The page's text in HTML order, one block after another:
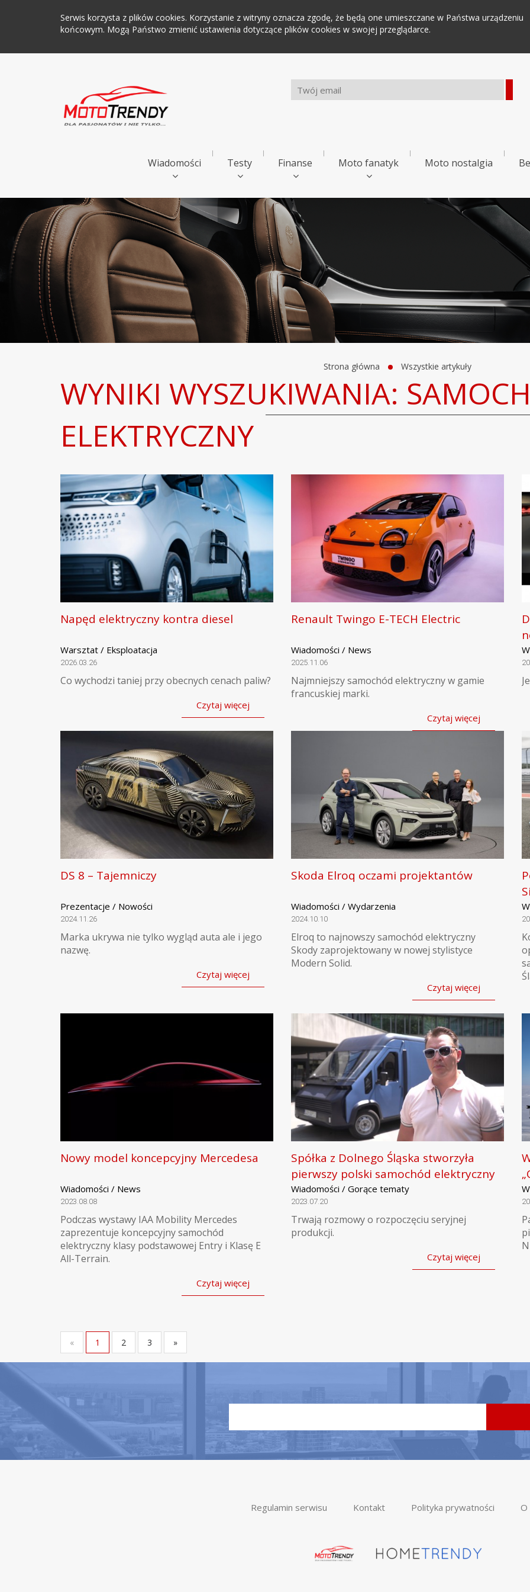
Serwis korzysta z plików cookies. Korzystanie z witryny oznacza zgodę, że będą one umieszczane w Państwa urządzeniu
końcowym. Mogą Państwo zmienić ustawienia dotyczące plików cookies w swojej przeglądarce.
Wiadomości Testy Finanse Moto fanatyk Moto nostalgia
Strona główna Wszystkie artykuły
WYNIKI WYSZUKIWANIA:
ELEKTRYCZNY
Napęd elektryczny kontra diesel
Warsztat / Eksploatacja
2026.03.26
Co wychodzi taniej przy obecnych cenach paliw?
Czytaj więcej
Renault Twingo E-TECH Electric
Wiadomości / News
2025.11.06
Najmniejszy samochód elektryczny w gamie
francuskiej marki.
Czytaj więcej
DS 8 – Tajemniczy
Prezentacje / Nowości
2024.11.26
Marka ukrywa nie tylko wygląd auta ale i jego
nazwę.
Czytaj więcej
Skoda Elroq oczami projektantów
Wiadomości / Wydarzenia
2024.10.10
Elroq to najnowszy samochód elektryczny
Skody zaprojektowany w nowej stylistyce
Modern Solid.
Czytaj więcej
Nowy model koncepcyjny Mercedesa
Wiadomości / News
2023.08.08
Podczas wystawy IAA Mobility Mercedes
zaprezentuje koncepcyjny samochód
elektryczny klasy podstawowej Entry i Klasę E
All-Terrain.
Czytaj więcej
Spółka z Dolnego Śląska stworzyła
pierwszy polski samochód elektryczny
Wiadomości / Gorące tematy
2023.07.20
Trwają rozmowy o rozpoczęciu seryjnej
produkcji.
Czytaj więcej
« 1 2 3 »
Regulamin serwisu Kontakt Polityka prywatności O